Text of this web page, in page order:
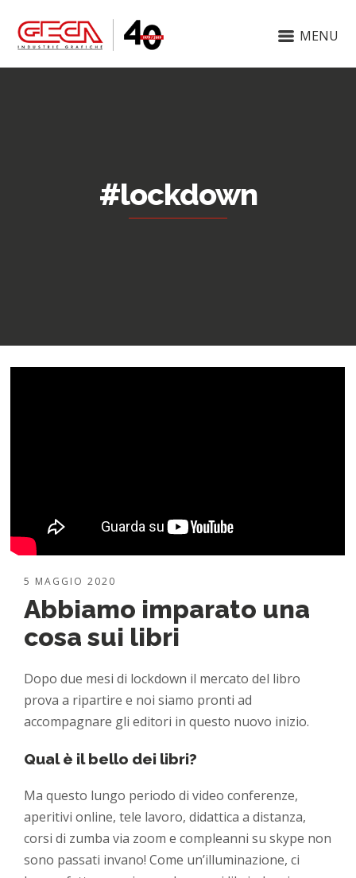
MENU
#lockdown
5 MAGGIO 2020
Abbiamo imparato una
cosa sui libri
Dopo due mesi di lockdown il mercato del libro
prova a ripartire e noi siamo pronti ad
accompagnare gli editori in questo nuovo inizio.
Qual è il bello dei libri?
Ma questo lungo periodo di video conferenze,
aperitivi online, tele lavoro, didattica a distanza,
corsi di zumba via zoom e compleanni su skype non
sono passati invano! Come un’illuminazione, ci